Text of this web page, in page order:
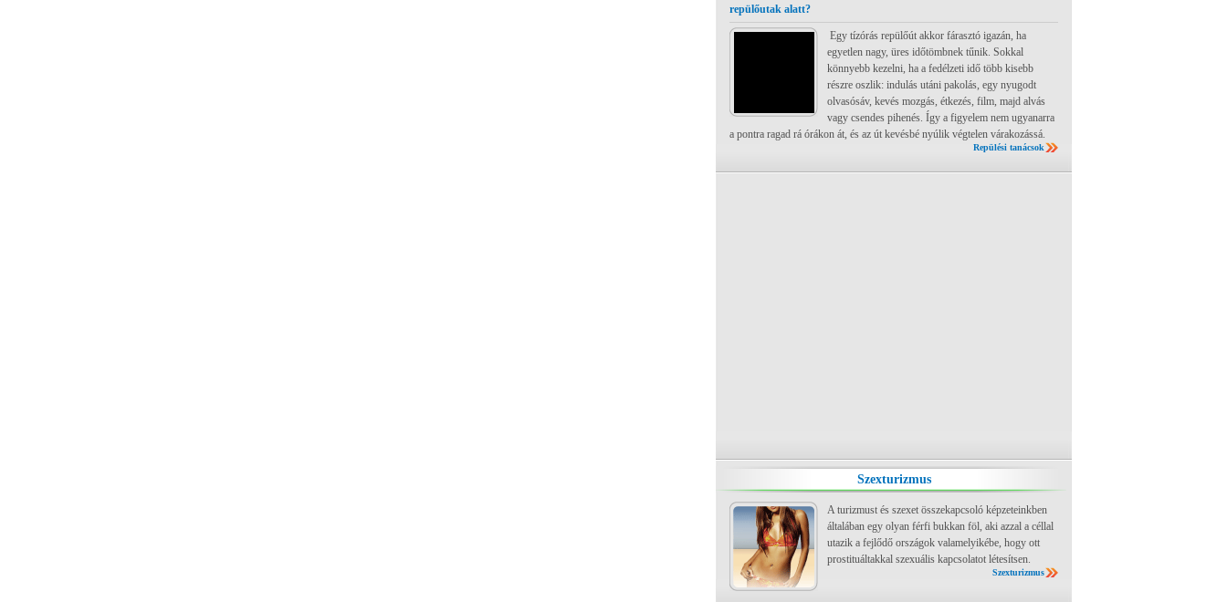
repülőutak alatt?
Egy tízórás repülőút akkor fárasztó igazán, ha
egyetlen nagy, üres időtömbnek tűnik. Sokkal
könnyebb kezelni, ha a fedélzeti idő több kisebb
részre oszlik: indulás utáni pakolás, egy nyugodt
olvasósáv, kevés mozgás, étkezés, film, majd alvás
vagy csendes pihenés. Így a figyelem nem ugyanarra
a pontra ragad rá órákon át, és az út kevésbé nyúlik végtelen várakozássá.
Repülési tanácsok
Szexturizmus
A turizmust és szexet összekapcsoló képzeteinkben
általában egy olyan férfi bukkan föl, aki azzal a céllal
utazik a fejlődő országok valamelyikébe, hogy ott
prostituáltakkal szexuális kapcsolatot létesítsen.
Szexturizmus